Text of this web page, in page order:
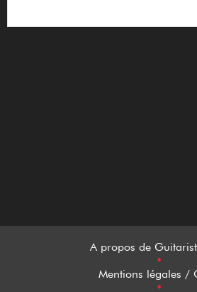
A propos de
•
Mentions légales /
•